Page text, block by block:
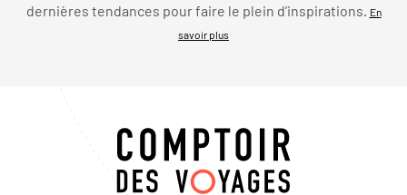
dernières tendances pour faire le plein d’inspirations.
En
savoir plus